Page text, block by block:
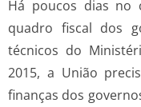
Há poucos dias no
quadro fiscal dos
técnicos do
2015, a União
finanças dos